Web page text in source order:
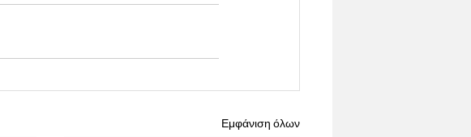
Εμφάνιση όλων